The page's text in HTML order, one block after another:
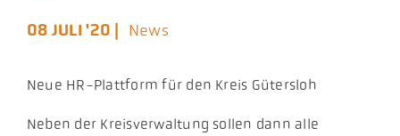
08 JULI '20 | News
Neue HR-Plattform für den Kreis Gütersloh
Neben der Kreisverwaltung sollen dann alle